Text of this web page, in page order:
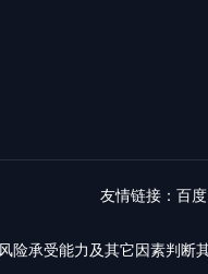
友情链接：百度
承受能力及其它因素判断